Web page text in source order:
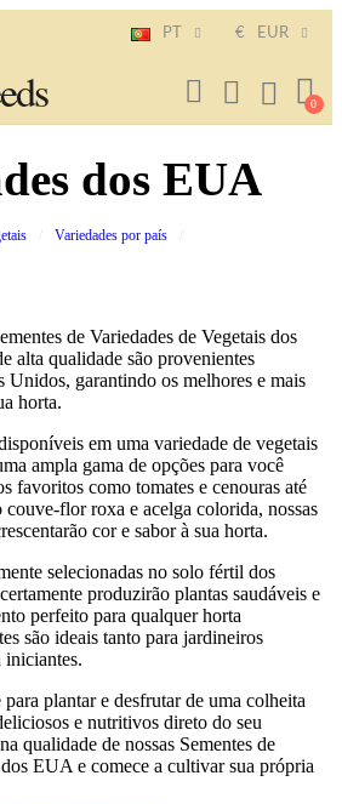
PT € EUR
dos EUA
Variedades por país
de Variedades de Vegetais dos
alta qualidade são provenientes
Unidos, garantindo os melhores e mais
horta.
em uma variedade de vegetais
ampla gama de opções para você
favoritos como tomates e cenouras até
couve-flor roxa e acelga colorida, nossas
cor e sabor à sua horta.
selecionadas no solo fértil dos
produzirão plantas saudáveis e
perfeito para qualquer horta
são ideais tanto para jardineiros
iniciantes.
para plantar e desfrutar de uma colheita
e nutritivos direto do seu
qualidade de nossas Sementes de
EUA e comece a cultivar sua própria